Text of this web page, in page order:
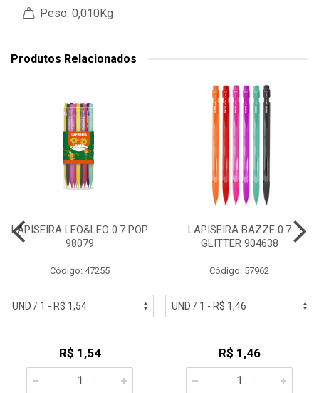
Peso: 0,010Kg
Produtos Relacionados
LAPISEIRA LEO&LEO 0.7 POP
98079
Código: 47255
R$ 1,54
LAPISEIRA BAZZE 0.7
GLITTER 904638
Código: 57962
R$ 1,46